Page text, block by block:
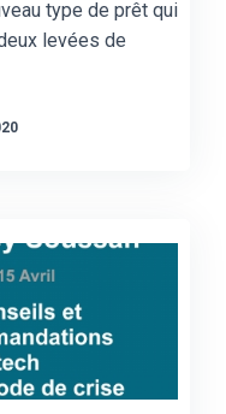
type de prêt qui
levées de